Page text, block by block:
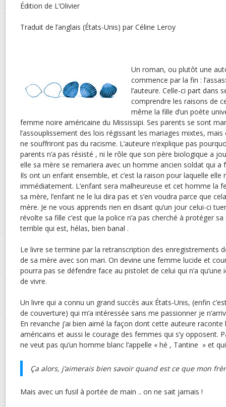
Édition de L’Olivier
Traduit de l’anglais (États-Unis) par Céline Leroy
Un roman, ou plutôt une
commence par la fin :
l’auteure. Celle-ci part dans
comprendre les raisons de
même la fille d’un poète
femme noire américaine du Mississipi. Ses parents se sont
l’assouplissement des lois régissant les mariages mixtes, mais
ne souffriront pas du racisme. L’auteure n’explique pas
parents n’a pas résisté , ni le rôle que son père biologique a
elle sa mère se remariera avec un homme ancien soldat qui a
Ils ont un enfant ensemble, et c’est la raison pour laquelle elle
immédiatement. L’enfant sera malheureuse et cet homme la
sa mère, l’enfant ne le lui dira pas et s’en voudra parce que
mère. Je ne vous apprends rien en disant qu’un jour celui-ci
révolte sa fille c’est que la police n’a pas cherché à protéger
terrible qui est, hélas, bien banal .
Le livre se termine par la retranscription des enregistrements
de sa mère avec son mari. On devine une femme lucide et
pourra pas se défendre face au pistolet de celui qui n’a qu’une
de vivre.
Un livre qui a connu un grand succès aux États-Unis, (enfin
de couverture) qui m’a intéressée sans me passionner je
En revanche j’ai bien aimé la façon dont cette auteure
américains et aussi le courage des femmes qui s’y opposent.
ne veut pas qu’un homme blanc l’appelle « hé , Tantine » et
Ça alors, j’aimerais bien savoir quand est ce que mon
Mais avec un fusil à portée de main .. on ne sait jamais !